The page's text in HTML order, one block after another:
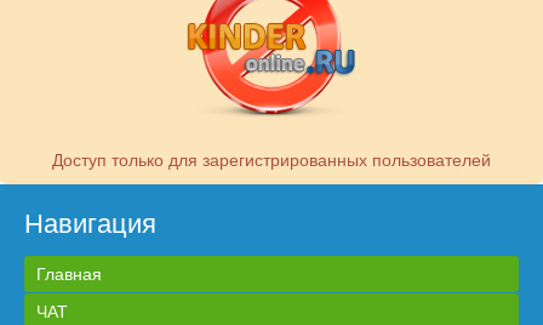
Доступ только для зарегистрированных пользователей
Навигация
Главная
ЧАТ